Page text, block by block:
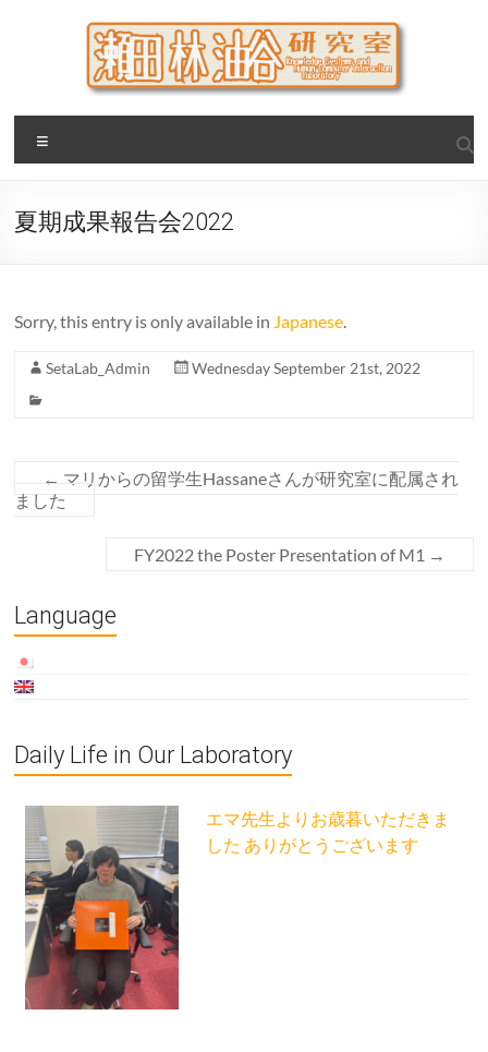
瀬田・林・油谷研究室
大阪公立大学 大学院 情報学研究科 学際情報学専攻 / 大阪府
立大学 理学部 情報数理科学科(大学院 理学系研究科 情報数理
夏期成果報告会2022
Sorry, this entry is only available in Japanese.
SetaLab_Admin Wednesday September 21st, 2022
← マリからの留学生Hassaneさんが研究室に配属され
ました
FY2022 the Poster Presentation of M1 →
Language
Daily Life in Our Laboratory
エマ先生よりお歳暮いただきま
した ありがとうございます